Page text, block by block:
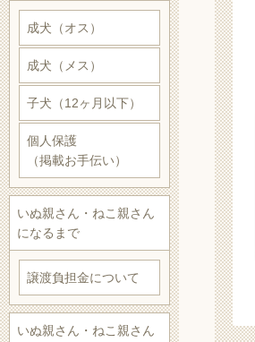
成犬（オス）
成犬（メス）
子犬（12ヶ月以下）
個人保護
（掲載お手伝い）
いぬ親さん・ねこ親さん
になるまで
譲渡負担金について
いぬ親さん・ねこ親さん